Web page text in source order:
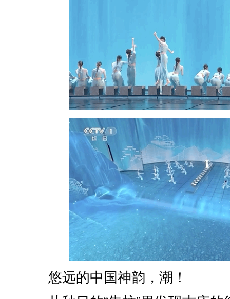
悠远的中国神韵，潮！